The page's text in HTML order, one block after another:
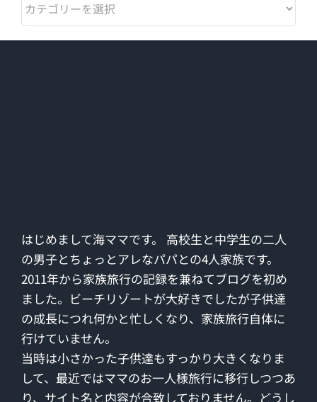
テ
ゴ
はじめまして海ママです。 高校生と中学生の二人
の男子とちょっとアレなパパとの4人家族です。
2011年から家族旅行の記録を兼ねてブログを初め
ました。ビーチリゾートが大好きでしたが子供達
の成長につれ何かと忙しくなり、家族旅行自体に
行けていません。
当時は小さかった子供達もすっかり大きくなりま
して、最近ではママのお一人様旅行に移行しつつあ
り、サイト名と内容が合致しておりません。どうし